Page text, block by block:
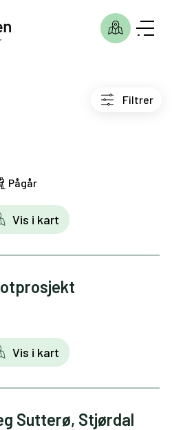
Filtrer
Pågår
Vis i kart
Vis i kart
Sutterø, Stjørdal